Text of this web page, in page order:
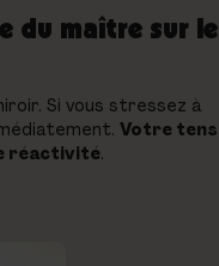
du maître sur le
Si vous stressez à
Votre
réactivité.